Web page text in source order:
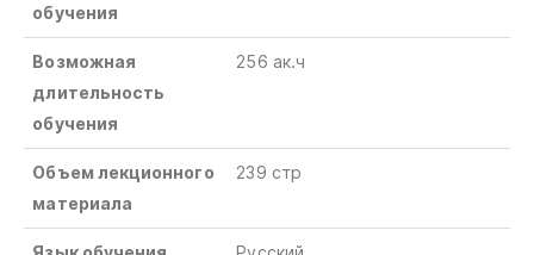
обучения
Возможная
длительность
обучения
256 ак.ч
Объем лекционного
материала
239 стр